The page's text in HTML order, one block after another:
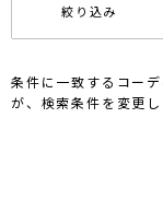
絞り込み
条件に一致するコー
が、検索条件を変更し